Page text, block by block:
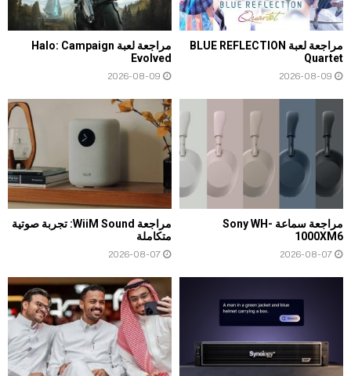
مراجعة لعبة BLUE REFLECTION
Quartet
2026-08-09
مراجعة لعبة Halo: Campaign
Evolved
2026-08-09
مراجعة سماعة Sony WH-
1000XM6
2026-08-07
مراجعة WiiM Sound: تجربة صوتية
متكاملة
2026-08-07